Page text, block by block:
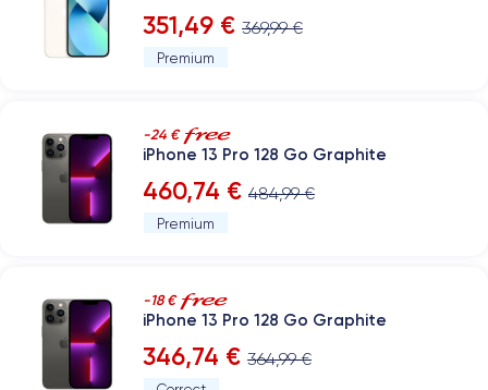
351,49 € 369,99 €
Premium
-24 €
iPhone 13 Pro 128 Go Graphite
460,74 € 484,99 €
Premium
-18 €
iPhone 13 Pro 128 Go Graphite
346,74 € 364,99 €